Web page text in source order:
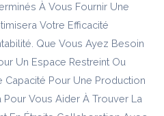
À Vous Fournir Une
Votre Efficacité
Que Vous Ayez Besoin
Un Espace Restreint Ou
Capacité Pour Une Production
Vous Aider À Trouver La